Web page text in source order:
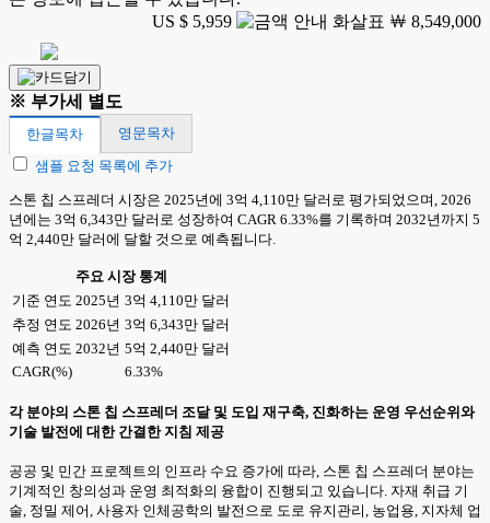
US $ 5,959
￦ 8,549,000
※ 부가세 별도
한글목차
영문목차
샘플 요청 목록에 추가
스톤 칩 스프레더 시장은 2025년에 3억 4,110만 달러로 평가되었으며, 2026
년에는 3억 6,343만 달러로 성장하여 CAGR 6.33%를 기록하며 2032년까지 5
억 2,440만 달러에 달할 것으로 예측됩니다.
주요 시장 통계
기준 연도 2025년 3억 4,110만 달러
추정 연도 2026년 3억 6,343만 달러
예측 연도 2032년 5억 2,440만 달러
CAGR(%)
6.33%
각 분야의 스톤 칩 스프레더 조달 및 도입 재구축, 진화하는 운영 우선순위와
기술 발전에 대한 간결한 지침 제공
공공 및 민간 프로젝트의 인프라 수요 증가에 따라, 스톤 칩 스프레더 분야는
기계적인 창의성과 운영 최적화의 융합이 진행되고 있습니다. 자재 취급 기
술, 정밀 제어, 사용자 인체공학의 발전으로 도로 유지관리, 농업용, 지자체 업